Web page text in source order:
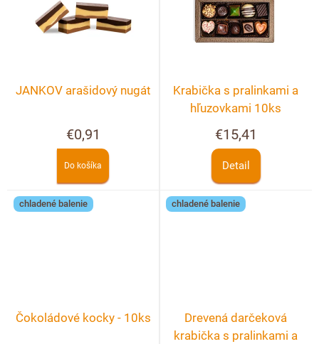
JANKOV arašidový nugát
€0,91
Do košíka
Krabička s pralinkami a
hľuzovkami 10ks
€15,41
Detail
chladené balenie
Čokoládové kocky - 10ks
chladené balenie
Drevená darčeková
krabička s pralinkami a